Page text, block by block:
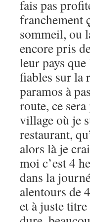
fais pas
franchement
sommeil, ou
encore pris
leur pays que
fiables sur la
paramos à
route, ce
village où je
restaurant,
alors là je
moi c’est 4
dans la
alentours de
et à juste